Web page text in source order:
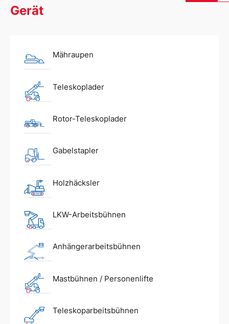
Gerät
Mähraupen
Teleskoplader
Rotor-Teleskoplader
Gabelstapler
Holzhäcksler
LKW-Arbeitsbühnen
Anhängerarbeitsbühnen
Mastbühnen / Personenlifte
Teleskoparbeitsbühnen